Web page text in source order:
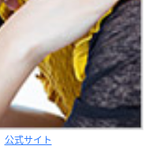
公式サイト